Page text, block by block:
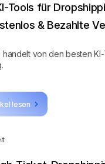
lesen
Tools für
& Bezahlte
handelt von den besten